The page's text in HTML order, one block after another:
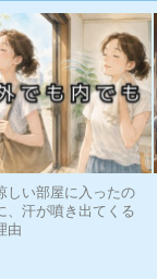
しい部屋に入ったの
、汗が噴き出てくる
由